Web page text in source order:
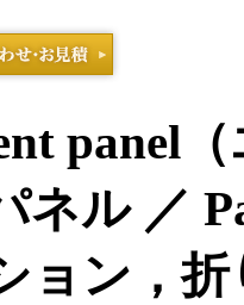
panel
ネル ／
ョン，